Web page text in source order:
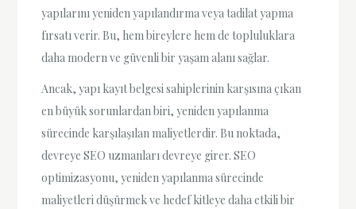
yapılarını yeniden yapılandırma veya tadilat yapma
fırsatı verir. Bu, hem bireylere hem de topluluklara
daha modern ve güvenli bir yaşam alanı sağlar.
Ancak, yapı kayıt belgesi sahiplerinin karşısına çıkan
en büyük sorunlardan biri, yeniden yapılanma
sürecinde karşılaşılan maliyetlerdir. Bu noktada,
devreye SEO uzmanları devreye girer. SEO
optimizasyonu, yeniden yapılanma sürecinde
maliyetleri düşürmek ve hedef kitleye daha etkili bir